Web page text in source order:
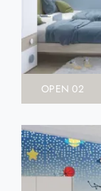
OPEN 02